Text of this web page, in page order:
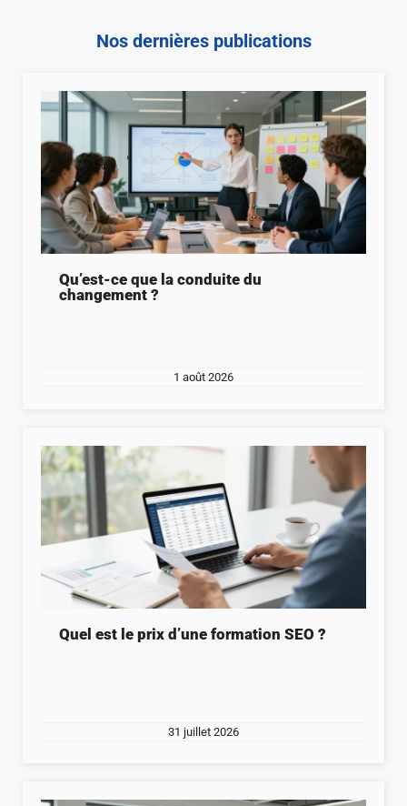
Nos dernières publications
Qu’est-ce que la conduite du
changement ?
1 août 2026
Quel est le prix d’une formation SEO ?
31 juillet 2026